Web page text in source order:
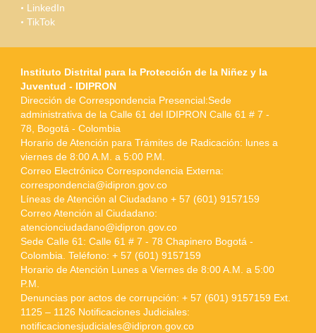
LinkedIn
TikTok
Instituto Distrital para la Protección de la Niñez y la
Juventud - IDIPRON
Dirección de Correspondencia Presencial:Sede
administrativa de la Calle 61 del IDIPRON Calle 61 # 7 -
78, Bogotá - Colombia
Horario de Atención para Trámites de Radicación: lunes a
viernes de 8:00 A.M. a 5:00 P.M.
Correo Electrónico Correspondencia Externa:
correspondencia@idipron.gov.co
Líneas de Atención al Ciudadano + 57 (601) 9157159
Correo Atención al Ciudadano:
atencionciudadano@idipron.gov.co
Sede Calle 61: Calle 61 # 7 - 78 Chapinero Bogotá -
Colombia. Teléfono: + 57 (601) 9157159
Horario de Atención Lunes a Viernes de 8:00 A.M. a 5:00
P.M.
Denuncias por actos de corrupción: + 57 (601) 9157159 Ext.
1125 – 1126 Notificaciones Judiciales:
notificacionesjudiciales@idipron.gov.co